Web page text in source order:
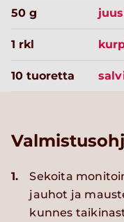
50 g
1 rkl
10 tuoretta
1.
Sekoita
jauhot ja
kunnes